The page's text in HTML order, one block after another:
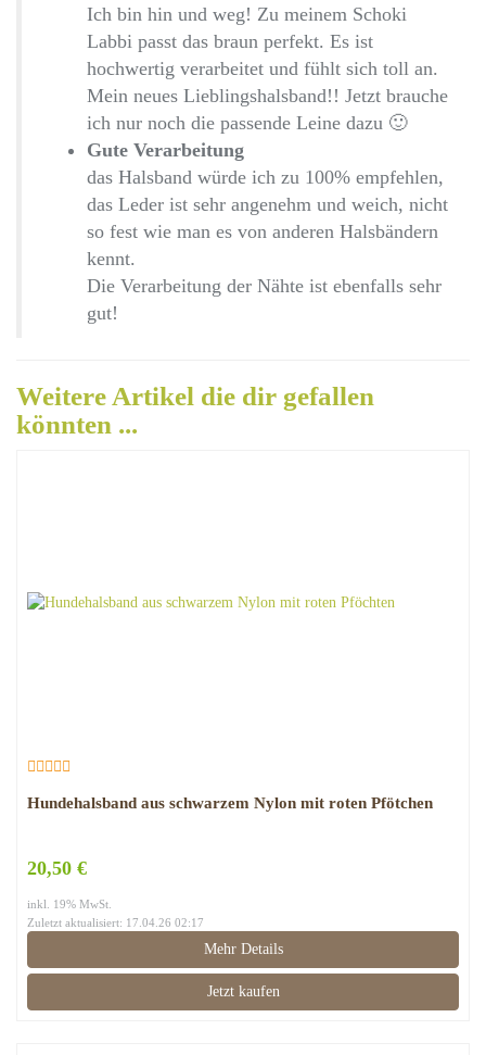
Ich bin hin und weg! Zu meinem Schoki
Labbi passt das braun perfekt. Es ist
hochwertig verarbeitet und fühlt sich toll an.
Mein neues Lieblingshalsband!! Jetzt brauche
ich nur noch die passende Leine dazu 🙂
Gute Verarbeitung
das Halsband würde ich zu 100% empfehlen,
das Leder ist sehr angenehm und weich, nicht
so fest wie man es von anderen Halsbändern
kennt.
Die Verarbeitung der Nähte ist ebenfalls sehr
gut!
Weitere Artikel die dir gefallen
könnten ...
Hundehalsband aus schwarzem Nylon mit roten Pfötchen
20,50 €
inkl. 19% MwSt.
Zuletzt aktualisiert: 17.04.26 02:17
Mehr Details
Jetzt kaufen